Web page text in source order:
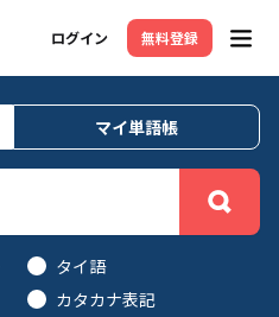
ログイン 無料登録 メニ
マイ単語帳
タイ語
カタカナ表記